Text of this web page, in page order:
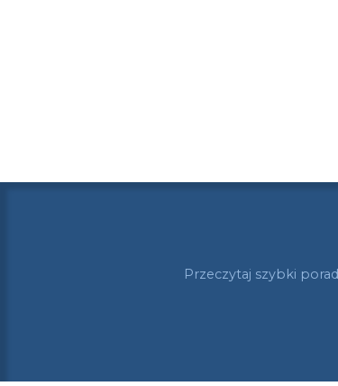
Przeczytaj szybki